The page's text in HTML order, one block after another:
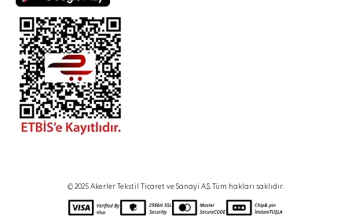
© 2025 Akerler Tekstil Ticaret ve Sanayi A.Ş. Tüm hakları saklıdır.